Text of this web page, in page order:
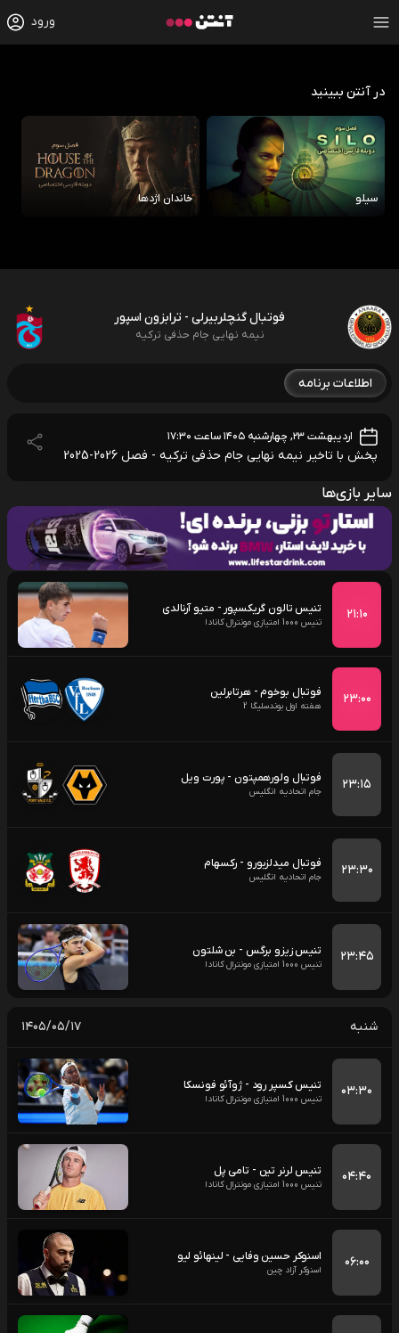
ورود
در آنتن ببینید
سیلو خاندان اژدها
فوتبال گنچلربیرلی - ترابزون اسپور
نیمه نهایی جام حذفی ترکیه
اطلاعات برنامه
اردیبهشت ۲۳, چهارشنبه ۱۴۰۵ ساعت ۱۷:۳۰
پخش با تاخیر نیمه نهایی جام حذفی ترکیه - فصل 2026-2025
سایر بازی‌ها
۲۱:۱۰ تنیس تالون گریکسپور - متیو آرنالدی
تنیس 1000 امتیازی مونترال کانادا
۲۳:۰۰ فوتبال بوخوم - هرتابرلین
هفته اول بوندسلیگا 2
۲۳:۱۵ فوتبال ولورهمپتون - پورت ویل
جام اتحادیه انگلیس
۲۳:۳۰ فوتبال میدلزبورو - رکسهام
جام اتحادیه انگلیس
۲۳:۴۵ تنیس زیزو برگس - بن شلتون
تنیس 1000 امتیازی مونترال کانادا
شنبه ۱۴۰۵/۰۵/۱۷
۰۳:۳۰ تنیس کسپر رود - ژوآئو فونسکا
تنیس 1000 امتیازی مونترال کانادا
۰۴:۴۰ تنیس لرنر تین - تامی پل
تنیس 1000 امتیازی مونترال کانادا
۰۶:۰۰ اسنوکر حسین وفایی - لینهائو لیو
اسنوکر آزاد چین